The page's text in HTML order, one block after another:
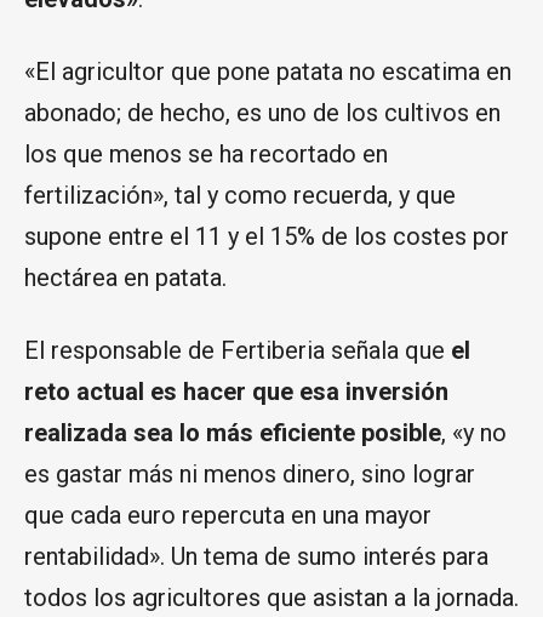
«El agricultor que pone patata no escatima en
abonado; de hecho, es uno de los cultivos en
los que menos se ha recortado en
fertilización», tal y como recuerda, y que
supone entre el 11 y el 15% de los costes por
hectárea en patata.
El responsable de Fertiberia señala que el
reto actual es hacer que esa inversión
realizada sea lo más eficiente posible, «y no
es gastar más ni menos dinero, sino lograr
que cada euro repercuta en una mayor
rentabilidad». Un tema de sumo interés para
todos los agricultores que asistan a la jornada.